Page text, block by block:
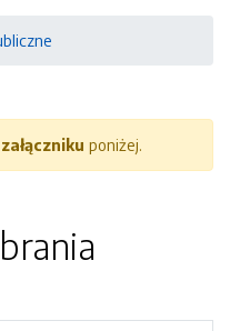
załączniku poniżej.